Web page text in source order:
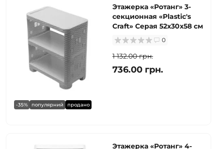
-35% популярний продано
Этажерка «Ротанг» 3-
секционная «Plastic's
Craft» Серая 52х30х58 см
0
1 132.00 грн.
736.00 грн.
Этажерка «Ротанг» 4-